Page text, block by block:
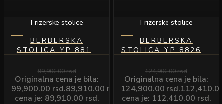
Frizerske stolice
BERBERSKA
STOLICA YP 8811
RAM
99,900.00rsd
Originalna cena je bila:
99,900.00 rsd.89,910.00 rsd
Trenutna
cena je: 89,910.00 rsd.
Frizerske stolice
BERBERSKA
STOLICA YP 8826-1
KOŽA
124,900.00rsd
Originalna cena je bila:
124,900.00 rsd.
cena je: 112,410.00 rsd.